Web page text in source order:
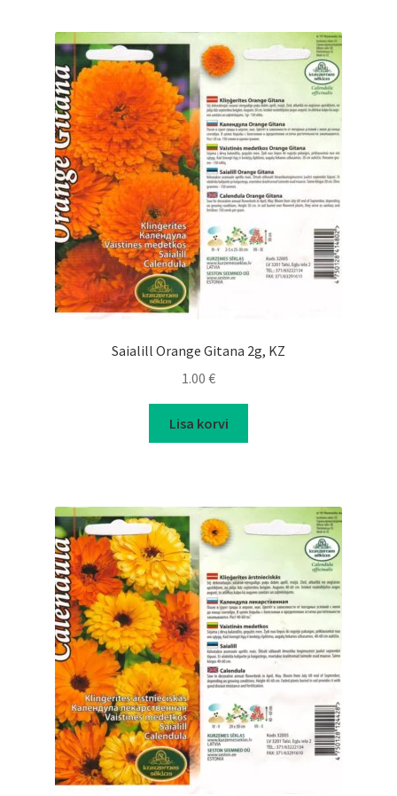
Saialill Orange Gitana 2g, KZ
1.00 €
Lisa korvi